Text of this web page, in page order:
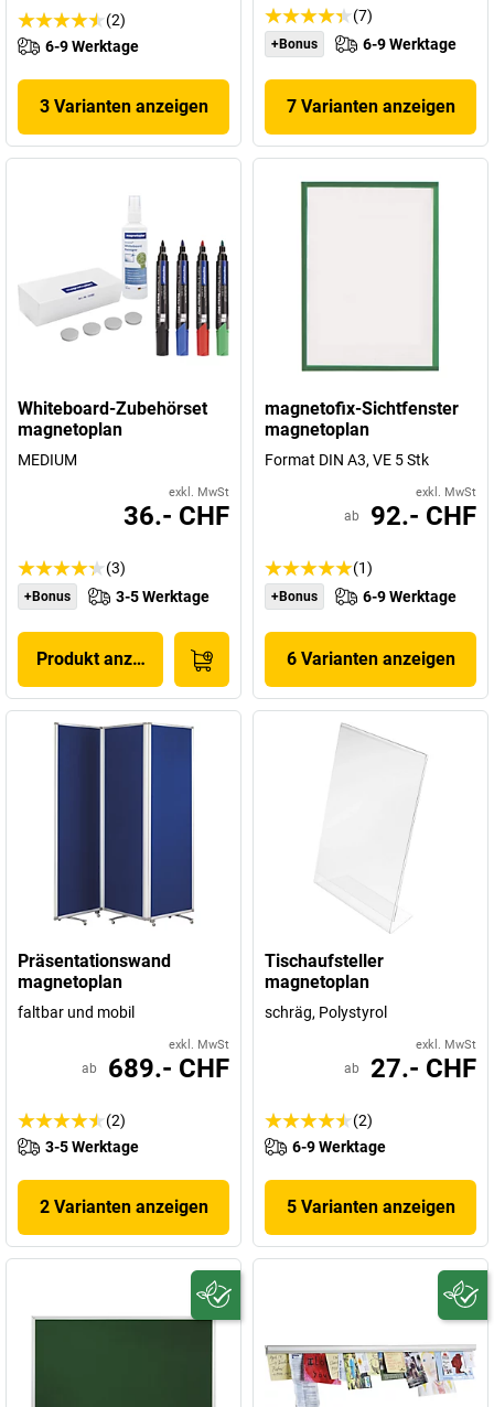
(2)
6-9 Werktage
3 Varianten anzeigen
(7)
+Bonus 6-9 Werktage
7 Varianten anzeigen
Whiteboard-Zubehörset
magnetoplan
MEDIUM
exkl. MwSt
36.- CHF
(3)
+Bonus 3-5 Werktage
Produkt anzeigen
magnetofix-Sichtfenster
magnetoplan
Format DIN A3, VE 5 Stk
exkl. MwSt
ab 92.- CHF
(1)
+Bonus 6-9 Werktage
6 Varianten anzeigen
Präsentationswand
magnetoplan
faltbar und mobil
exkl. MwSt
ab 689.- CHF
(2)
3-5 Werktage
2 Varianten anzeigen
Tischaufsteller
magnetoplan
schräg, Polystyrol
exkl. MwSt
ab 27.- CHF
(2)
6-9 Werktage
5 Varianten anzeigen